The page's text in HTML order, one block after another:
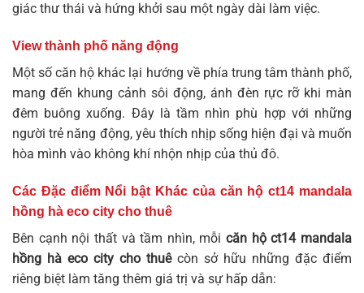
giác thư thái và hứng khởi sau một ngày dài làm việc.
View thành phố năng động
Một số căn hộ khác lại hướng về phía trung tâm thành phố,
mang đến khung cảnh sôi động, ánh đèn rực rỡ khi màn
đêm buông xuống. Đây là tầm nhìn phù hợp với những
người trẻ năng động, yêu thích nhịp sống hiện đại và muốn
hòa mình vào không khí nhộn nhịp của thủ đô.
Các Đặc điểm Nổi bật Khác của căn hộ ct14 mandala
hồng hà eco city cho thuê
Bên cạnh nội thất và tầm nhìn, mỗicăn hộ ct14 mandala
hồng hà eco city cho thuêcòn sở hữu những đặc điểm
riêng biệt làm tăng thêm giá trị và sự hấp dẫn: